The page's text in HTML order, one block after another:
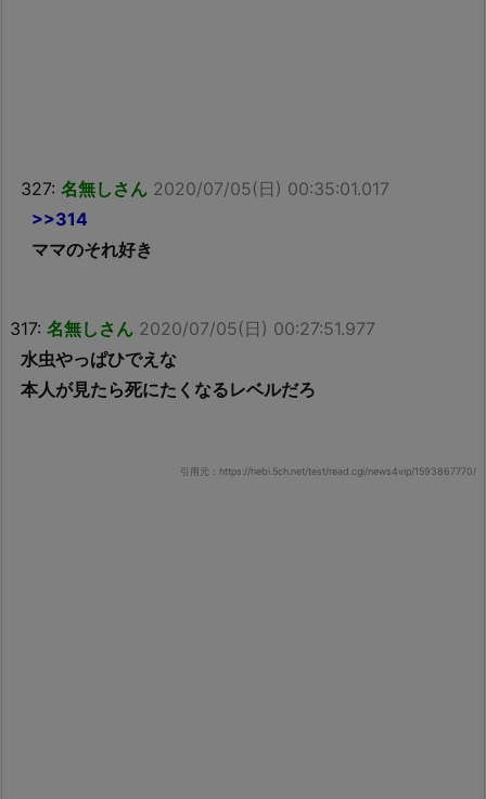
327: 名無しさん 2020/07/05(日) 00:35:01.017
>>314
ママのそれ好き
317: 名無しさん 2020/07/05(日) 00:27:51.977
水虫やっぱひでえな
本人が見たら死にたくなるレベルだろ
引用元：https://hebi.5ch.net/test/read.cgi/news4vip/1593867770/